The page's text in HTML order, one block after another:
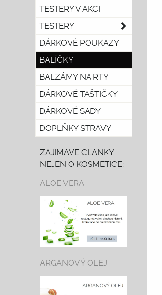
TESTERY V AKCI
TESTERY
DÁRKOVÉ POUKAZY
BALÍČKY
BALZÁMY NA RTY
DÁRKOVÉ TAŠTIČKY
DÁRKOVÉ SADY
DOPLŇKY STRAVY
ZAJÍMAVÉ ČLÁNKY
NEJEN O KOSMETICE:
ALOE VERA
ARGANOVÝ OLEJ